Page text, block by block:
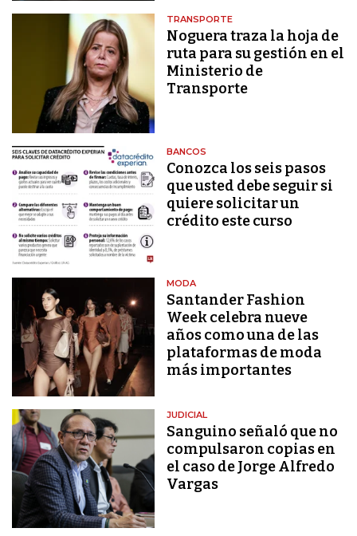
TRANSPORTE
Noguera traza la hoja de
ruta para su gestión en el
Ministerio de
Transporte
BANCOS
Conozca los seis pasos
que usted debe seguir si
quiere solicitar un
crédito este curso
MODA
Santander Fashion
Week celebra nueve
años como una de las
plataformas de moda
más importantes
JUDICIAL
Sanguino señaló que no
compulsaron copias en
el caso de Jorge Alfredo
Vargas